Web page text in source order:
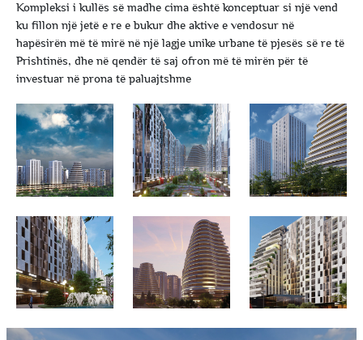
Kompleksi i kullës së madhe cima është konceptuar si një vend
ku fillon një jetë e re e bukur dhe aktive e vendosur në
hapësirën më të mirë në një lagje unike urbane të pjesës së re të
Prishtinës, dhe në qendër të saj ofron më të mirën për të
investuar në prona të paluajtshme